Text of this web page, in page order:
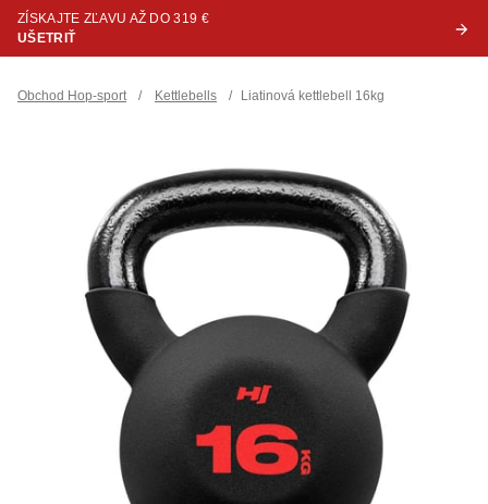
ZÍSKAJTE ZĽAVU AŽ DO 319 €
UŠETRIŤ
Obchod Hop-sport / Kettlebells / Liatinová kettlebell 16kg